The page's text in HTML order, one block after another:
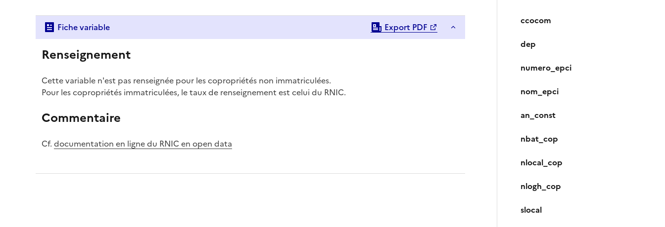
Fiche variable Export PDF
Renseignement
Cette variable n'est pas renseignée pour les copropriétés non immatriculées.
Pour les copropriétés immatriculées, le taux de renseignement est celui du RNIC.
Commentaire
Cf. documentation en ligne du RNIC en open data
ccocom
dep
numero_epci
nom_epci
an_const
nbat_cop
nlocal_cop
nlogh_cop
slocal